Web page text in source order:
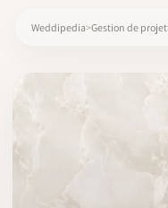
Weddipedia Gestion de projet